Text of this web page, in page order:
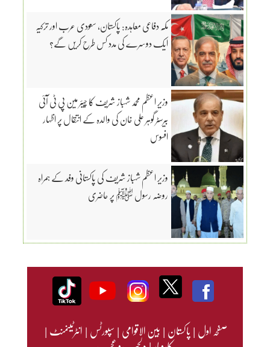
مکّہ دفاعی معاہدہ: پاکستان، سعودی عرب اور ترکیہ
ایک دوسرے کی مدد کس طرح کریں گے؟
وزیرِ اعظم محمد شہباز شریف کا چیئر مین پی ٹی آئی
بیرسٹر گوہر علی خان کی والدہ کے انتقال پر اظہار
افسوس
وزیر اعظم شہباز شریف کی پاکستانی وفد کے ہمراہ
روضہ رسول ﷺ پر حاضری
صفحہ اول|پاکستان|بین الاقوامی|سپورٹس|انٹرٹینمنٹ|